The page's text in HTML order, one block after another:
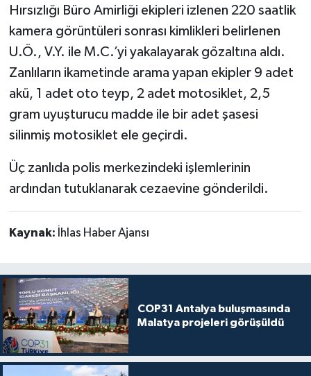
Hırsızlığı Büro Amirliği ekipleri izlenen 220 saatlik
kamera görüntüleri sonrası kimlikleri belirlenen
U.Ö., V.Y. ile M.C.’yi yakalayarak gözaltına aldı.
Zanlıların ikametinde arama yapan ekipler 9 adet
akü, 1 adet oto teyp, 2 adet motosiklet, 2,5
gram uyuşturucu madde ile bir adet şasesi
silinmiş motosiklet ele geçirdi.
Üç zanlıda polis merkezindeki işlemlerinin
ardından tutuklanarak cezaevine gönderildi.
Kaynak: İhlas Haber Ajansı
COP31 Antalya buluşmasında
Malatya projeleri görüşüldü